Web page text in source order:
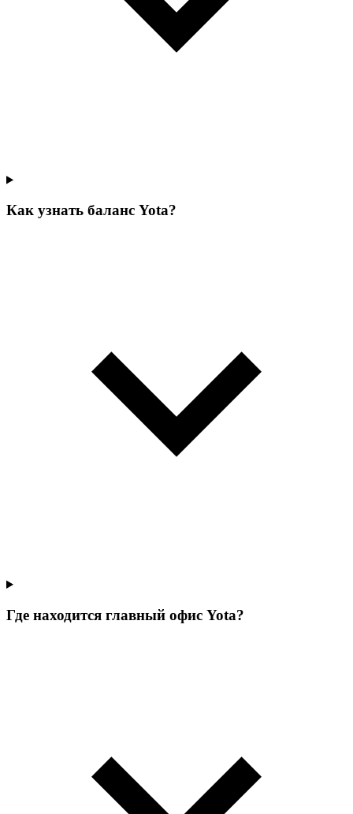
Как узнать баланс Yota?
Где находится главный офис Yota?